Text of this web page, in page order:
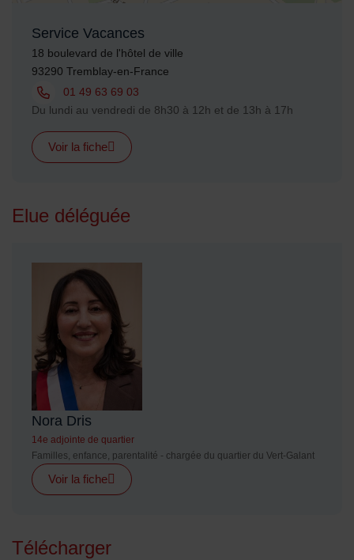
Service Vacances
Adresse :
18 boulevard de l'hôtel de ville
93290 Tremblay-en-France
Tél. :
01 49 63 69 03
Horaires :
Du lundi au vendredi de 8h30 à 12h et de 13h à 17h
Voir la fiche
Elue déléguée
Nora Dris
14e adjointe de quartier
Familles, enfance, parentalité - chargée du quartier du Vert-Galant
Voir la fiche
Télécharger